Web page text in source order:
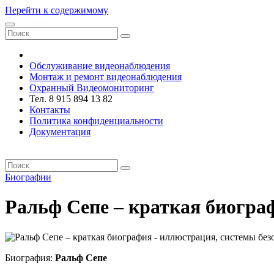
Перейти к содержимому
Обслуживание видеонаблюдения
Монтаж и ремонт видеонаблюдения
Охранный Видеомониторинг
Тел. 8 915 894 13 82
Контакты
Политика конфиденциальности
Документация
Биографии
Ральф Сепе – краткая
Биография: Ральф Сепе